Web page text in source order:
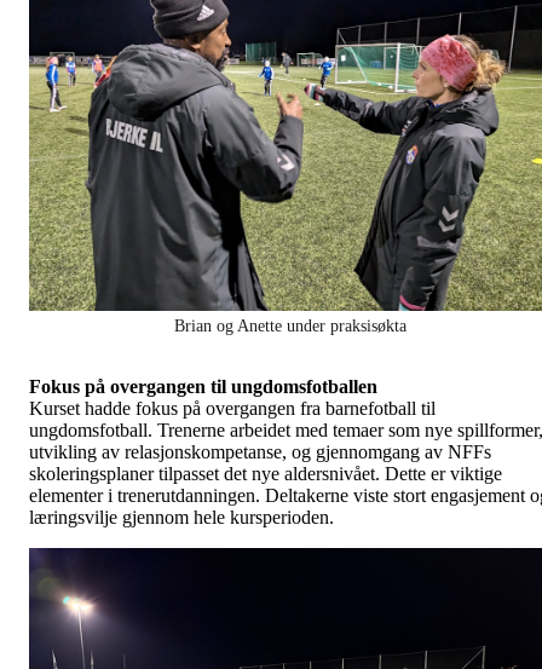
Brian og Anette under praksisøkta
Fokus på overgangen til ungdomsfotballen
Kurset hadde fokus på overgangen fra barnefotball til
ungdomsfotball. Trenerne arbeidet med temaer som nye spillformer,
utvikling av relasjonskompetanse, og gjennomgang av NFFs
skoleringsplaner tilpasset det nye aldersnivået. Dette er viktige
elementer i trenerutdanningen. Deltakerne viste stort engasjement
læringsvilje gjennom hele kursperioden.